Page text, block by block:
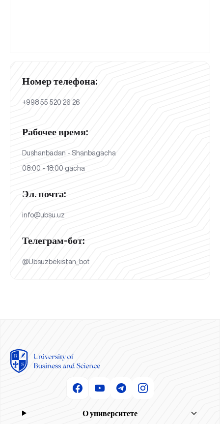
Номер телефона:
+998 55 520 26 26
Рабочее время:
Dushanbadan - Shanbagacha
08:00 - 18:00 gacha
Эл. почта:
info@ubsu.uz
Телеграм-бот:
@Ubsuzbekistan_bot
О университете